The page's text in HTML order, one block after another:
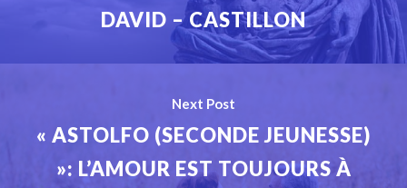
DAVID – CASTILLON
Next Post
« ASTOLFO (SECONDE JEUNESSE)
»: L’AMOUR EST TOUJOURS À